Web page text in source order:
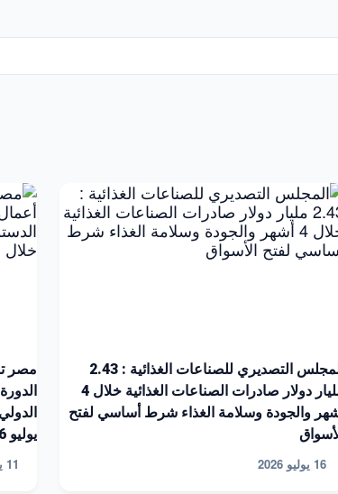
المجلس التصديري للصناعات الغذائية : 2.43
مليار دولار صادرات الصناعات الغذائية خلال 4
والجودة وسلامة الغذاء شرط أساسي لفتح
16 يوليو 2026
مصر
يوليو 2026
11 يوليو 2026